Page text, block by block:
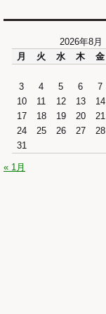
2026年8月
月
火 水 木 金
3
4 5 6 7
10
11 12 13 14
17
18 19 20 21
24
25 26 27 28
31
« 1月